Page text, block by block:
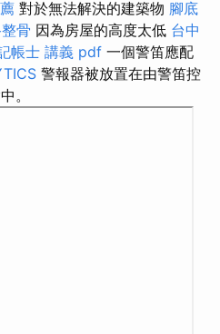
對於無法解決的建築物 腳底
骨 因為房屋的高度太低 台中
帳士 講義 pdf 一個警笛應配
警報器被放置在由警笛控
。